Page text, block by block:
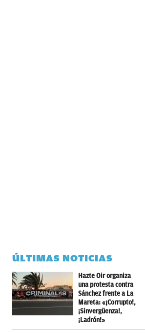
ÚLTIMAS NOTICIAS
Hazte Oir organiza
una protesta contra
Sánchez frente a La
Mareta: «¡Corrupto!,
¡Sinvergüenza!,
¡Ladrón!»